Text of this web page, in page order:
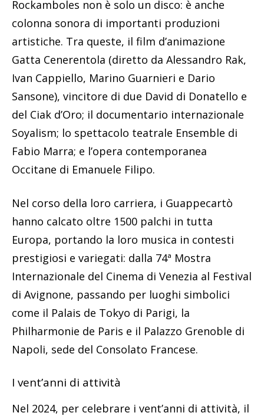
Rockamboles non è solo un disco: è anche
colonna sonora di importanti produzioni
artistiche. Tra queste, il film d’animazione
Gatta Cenerentola (diretto da Alessandro Rak,
Ivan Cappiello, Marino Guarnieri e Dario
Sansone), vincitore di due David di Donatello e
del Ciak d’Oro; il documentario internazionale
Soyalism; lo spettacolo teatrale Ensemble di
Fabio Marra; e l’opera contemporanea
Occitane di Emanuele Filipo.
Nel corso della loro carriera, i Guappecartò
hanno calcato oltre 1500 palchi in tutta
Europa, portando la loro musica in contesti
prestigiosi e variegati: dalla 74ª Mostra
Internazionale del Cinema di Venezia al Festival
di Avignone, passando per luoghi simbolici
come il Palais de Tokyo di Parigi, la
Philharmonie de Paris e il Palazzo Grenoble di
Napoli, sede del Consolato Francese.
I vent’anni di attività
Nel 2024, per celebrare i vent’anni di attività, il